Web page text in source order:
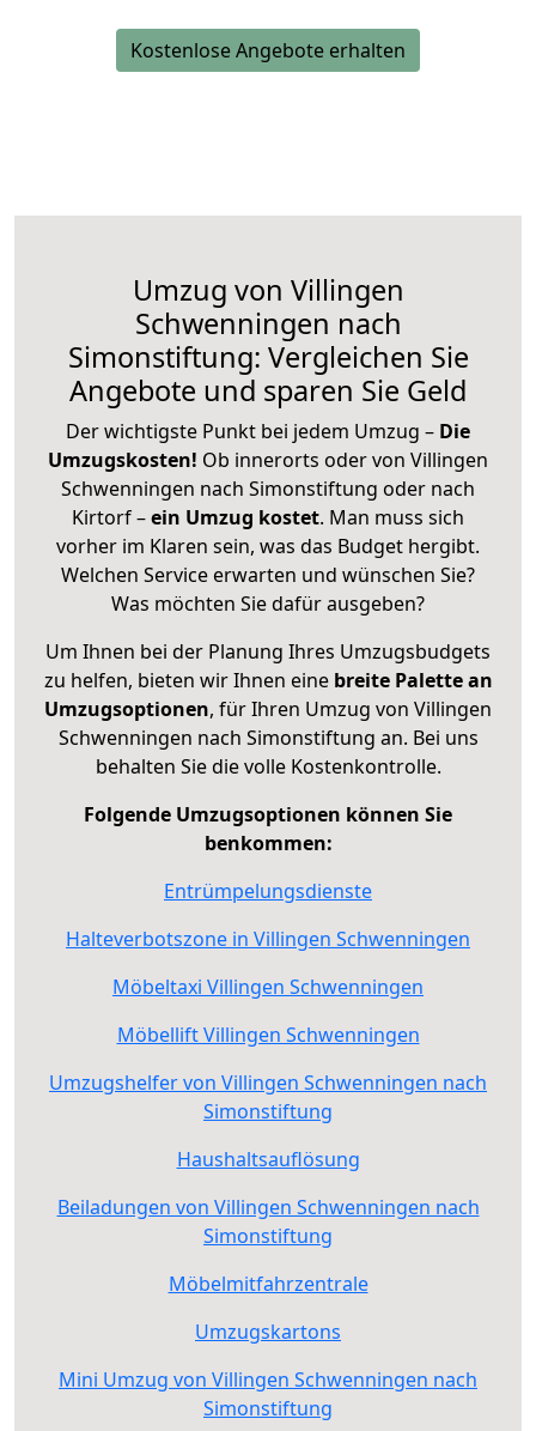
Kostenlose Angebote erhalten
Umzug von Villingen
Schwenningen nach
Simonstiftung: Vergleichen Sie
Angebote und sparen Sie Geld
Der wichtigste Punkt bei jedem Umzug – Die
Umzugskosten! Ob innerorts oder von Villingen
Schwenningen nach Simonstiftung oder nach
Kirtorf –ein Umzug kostet. Man muss sich
vorher im Klaren sein, was das Budget hergibt.
Welchen Service erwarten und wünschen Sie?
Was möchten Sie dafür ausgeben?
Um Ihnen bei der Planung Ihres Umzugsbudgets
zu helfen, bieten wir Ihnen eine breite Palette an
Umzugsoptionen, für Ihren Umzug von Villingen
Schwenningen nach Simonstiftung an. Bei uns
behalten Sie die volle Kostenkontrolle.
Folgende Umzugsoptionen können Sie
benkommen:
Entrümpelungsdienste
Halteverbotszone in Villingen Schwenningen
Möbeltaxi Villingen Schwenningen
Möbellift Villingen Schwenningen
Umzugshelfer von Villingen Schwenningen nach
Simonstiftung
Haushaltsauflösung
Beiladungen von Villingen Schwenningen nach
Simonstiftung
Möbelmitfahrzentrale
Umzugskartons
Mini Umzug von Villingen Schwenningen nach
Simonstiftung